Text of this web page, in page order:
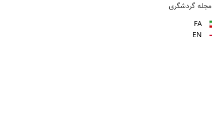
ایرانیانمجله گردشگری
FA
EN